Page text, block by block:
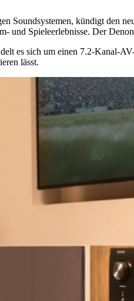
Soundsystemen, kündigt den
und Spieleerlebnisse. Der
es sich um einen 7.2-Kanal-
lässt.